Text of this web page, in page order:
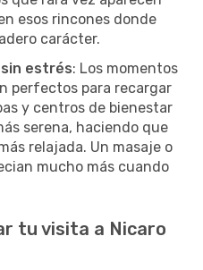
esos rincones donde
carácter.
estrés: Los momentos
perfectos para recargar
y centros de bienestar
serena, haciendo que
relajada. Un masaje o
mucho más cuando
tu visita a Nicaro